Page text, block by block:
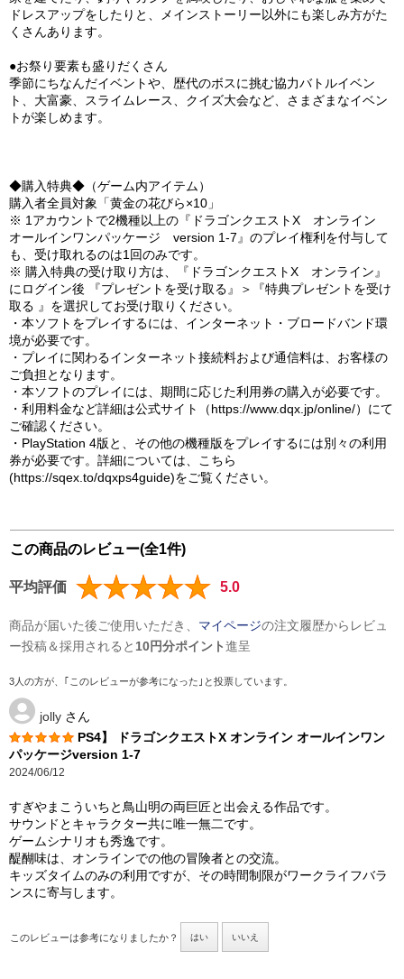
ドレスアップをしたりと、メインストーリー以外にも楽しみ方がた
くさんあります。
●お祭り要素も盛りだくさん
季節にちなんだイベントや、歴代のボスに挑む協力バトルイベン
ト、大富豪、スライムレース、クイズ大会など、さまざまなイベン
トが楽しめます。
◆購入特典◆（ゲーム内アイテム）
購入者全員対象「黄金の花びら×10」
※ 1アカウントで2機種以上の『ドラゴンクエストX オンライン
オールインワンパッケージ version 1-7』のプレイ権利を付与して
も、受け取れるのは1回のみです。
※ 購入特典の受け取り方は、『ドラゴンクエストX オンライン』
にログイン後 『プレゼントを受け取る』＞『特典プレゼントを受け
取る 』を選択してお受け取りください。
・本ソフトをプレイするには、インターネット・ブロードバンド環
境が必要です。
・プレイに関わるインターネット接続料および通信料は、お客様の
ご負担となります。
・本ソフトのプレイには、期間に応じた利用券の購入が必要です。
・利用料金など詳細は公式サイト（https://www.dqx.jp/online/）にて
ご確認ください。
・PlayStation 4版と、その他の機種版をプレイするには別々の利用
券が必要です。詳細については、こちら
(https://sqex.to/dqxps4guide)をご覧ください。
この商品のレビュー(全1件)
平均評価 5.0
商品が届いた後ご使用いただき、 マイページの注文履歴からレビュ
ー投稿＆採用されると 10円分ポイント進呈
3人の方が、｢このレビューが参考になった｣と投票しています。
jolly さん
PS4】 ドラゴンクエストX オンライン オールインワン
パッケージversion 1-7
2024/06/12
すぎやまこういちと鳥山明の両巨匠と出会える作品です。
サウンドとキャラクター共に唯一無二です。
ゲームシナリオも秀逸です。
醍醐味は、オンラインでの他の冒険者との交流。
キッズタイムのみの利用ですが、その時間制限がワークライフバラ
ンスに寄与します。
このレビューは参考になりましたか？ はい いいえ